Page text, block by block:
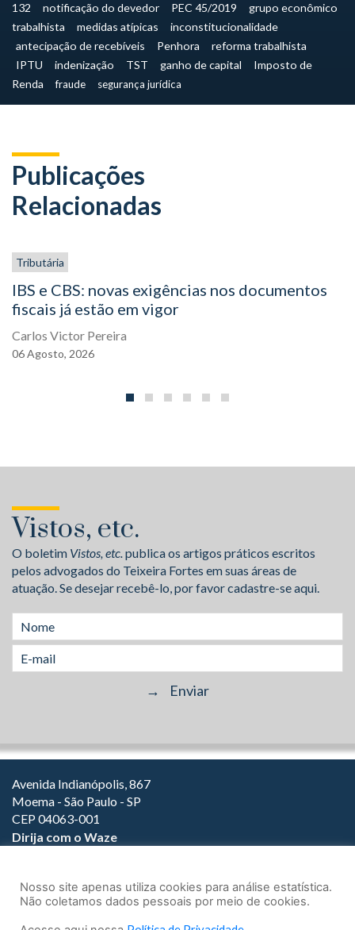
132
notificação do devedor PEC 45/2019
grupo econômico
trabalhista
medidas atípicas
inconstitucionalidade
antecipação de recebíveis
Penhora
reforma trabalhista
IPTU
indenização TST ganho de capital
Imposto de
Renda
fraude segurança jurídica
Publicações
Relacionadas
Tributária
IBS e CBS: novas exigências nos documentos
fiscais já estão em vigor
Carlos Victor Pereira
06Agosto, 2026
Vistos, etc.
O boletim Vistos, etc.publica os artigos práticos escritos
pelos advogados do Teixeira Fortes em suas áreas de
atuação. Se desejar recebê-lo, por favor cadastre-se aqui.
Avenida Indianópolis, 867
Moema - São Paulo - SP
CEP 04063-001
Dirija com o Waze
(11) 3147-1800
Nosso site apenas utiliza cookies para análise estatística.
Não coletamos dados pessoais por meio de cookies.